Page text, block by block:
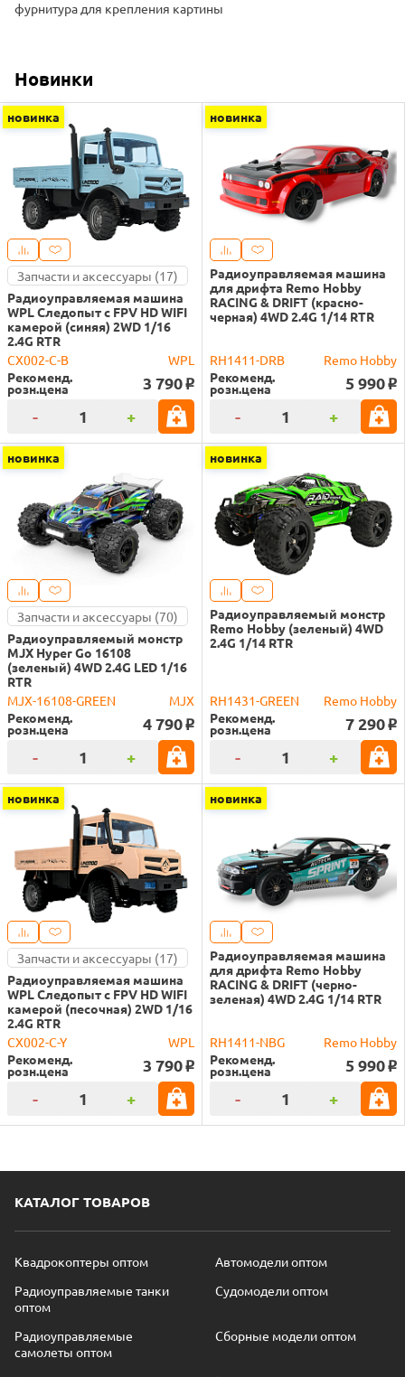
фурнитура для крепления картины
Новинки
новинка
Запчасти и аксессуары (17)
Радиоуправляемая машина
WPL Следопыт с FPV HD WIFI
камерой (синяя) 2WD 1/16
2.4G RTR
CX002-C-B
WPL
Рекоменд.
розн.цена 3 790 o
- +
новинка
Радиоуправляемая машина
для дрифта Remo Hobby
RACING & DRIFT (красно-
черная) 4WD 2.4G 1/14 RTR
RH1411-DRB
Remo Hobby
Рекоменд.
розн.цена 5 990 o
- +
новинка
Запчасти и аксессуары (70)
Радиоуправляемый монстр
MJX Hyper Go 16108
(зеленый) 4WD 2.4G LED 1/16
RTR
MJX-16108-GREEN
MJX
Рекоменд.
розн.цена 4 790 o
- +
новинка
Радиоуправляемый монстр
Remo Hobby (зеленый) 4WD
2.4G 1/14 RTR
RH1431-GREEN
Remo Hobby
Рекоменд.
розн.цена 7 290 o
- +
новинка
Запчасти и аксессуары (17)
Радиоуправляемая машина
WPL Следопыт с FPV HD WIFI
камерой (песочная) 2WD 1/16
2.4G RTR
CX002-C-Y
WPL
Рекоменд.
розн.цена 3 790 o
- +
новинка
Радиоуправляемая машина
для дрифта Remo Hobby
RACING & DRIFT (черно-
зеленая) 4WD 2.4G 1/14 RTR
RH1411-NBG
Remo Hobby
Рекоменд.
розн.цена 5 990 o
- +
КАТАЛОГ ТОВАРОВ
Квадрокоптеры оптом
Автомодели оптом
Радиоуправляемые танки
оптом
Судомодели оптом
Радиоуправляемые
самолеты оптом
Сборные модели оптом